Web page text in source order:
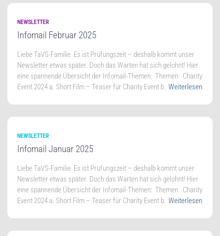
NEWSLETTER
Infomail Februar 2025
Lie­be TaVS-Familie Es ist Prü­fungs­zeit – des­halb kommt unser
News­let­ter etwas spä­ter. Doch das War­ten hat sich gelohnt! Hier
eine span­nen­de Über­sicht der Infomail-Themen: The­men Cha­ri­ty
Event 2024 a. Short Film – Teaser für Cha­ri­ty Event b. Weiterlesen
NEWSLETTER
Infomail Januar 2025
Lie­be TaVS-Familie Es ist Prü­fungs­zeit – des­halb kommt unser
News­let­ter etwas spä­ter. Doch das War­ten hat sich gelohnt! Hier
eine span­nen­de Über­sicht der Infomail-Themen: The­men Cha­ri­ty
Event 2024 a. Short Film – Teaser für Cha­ri­ty Event b. Weiterlesen